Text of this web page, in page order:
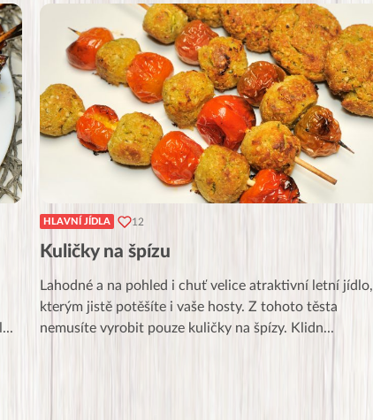
...
HLAVNÍ JÍDLA 12
Kuličky na špízu
Lahodné a na pohled i chuť velice atraktivní letní jídlo,
kterým jistě potěšíte i vaše hosty. Z tohoto těsta
nemusíte vyrobit pouze kuličky na špízy. Klidn...